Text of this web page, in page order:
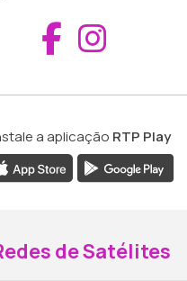
Aceder
a aplicação RTP Play
de Satélites